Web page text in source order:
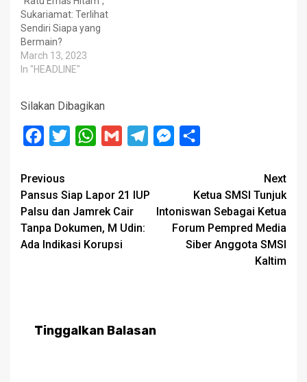
Sukariamat: Terlihat
Sendiri Siapa yang
Bermain?
March 13, 2023
In "HEADLINE"
Silakan Dibagikan
Facebook
Twitter WhatsApp
Gmail TelegramMessenger
Post
navigation
Previous
Pansus Siap Lapor 21 IUP
Palsu dan Jamrek Cair
Tanpa Dokumen, M Udin:
Ada Indikasi Korupsi
Next
Ketua SMSI Tunjuk
Intoniswan Sebagai Ketua
Forum Pempred Media
Siber Anggota SMSI
Kaltim
Tinggalkan Balasan